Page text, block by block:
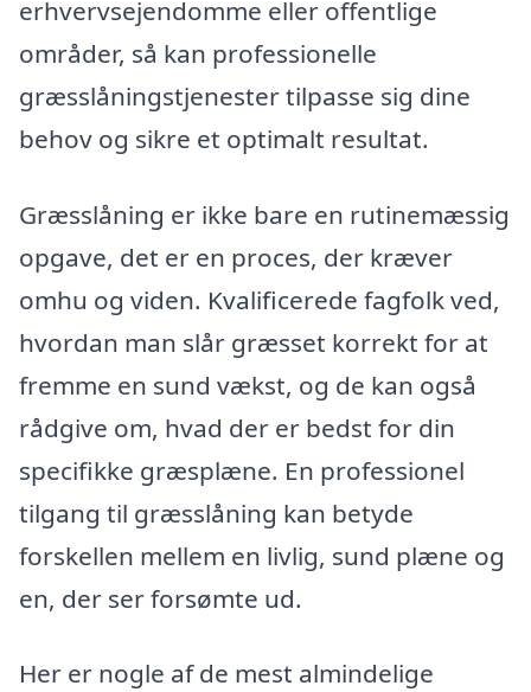
erhvervsejendomme eller offentlige
områder, så kan professionelle
græsslåningstjenester tilpasse sig dine
behov og sikre et optimalt resultat.
Græsslåning er ikke bare en rutinemæssig
opgave, det er en proces, der kræver
omhu og viden. Kvalificerede fagfolk ved,
hvordan man slår græsset korrekt for at
fremme en sund vækst, og de kan også
rådgive om, hvad der er bedst for din
specifikke græsplæne. En professionel
tilgang til græsslåning kan betyde
forskellen mellem en livlig, sund plæne og
en, der ser forsømte ud.
Her er nogle af de mest almindelige